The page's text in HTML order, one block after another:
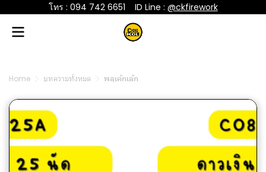
โทร : 094 742 6651 ID Line : @ckfirework
Home บทความทั้งหมด พลุเค้กเล้ก